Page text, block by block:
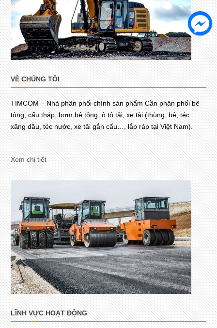
VỀ CHÚNG TÔI
TIMCOM – Nhà phân phối chính sản phẩm Cần phân phối bê
tông, cẩu tháp, bơm bê tông, ô tô tải, xe tải (thùng, bệ, téc
xăng dầu, téc nước, xe tải gắn cẩu…, lắp ráp tại Việt Nam).
Xem chi tiết
LĨNH VỰC HOẠT ĐỘNG